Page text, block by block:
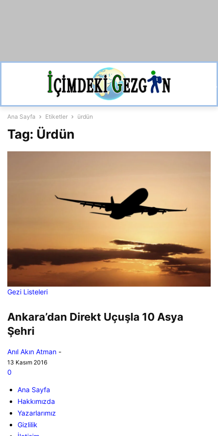
Ana Sayfa Etiketler ürdün
Tag: Ürdün
Gezi Listeleri
Ankara’dan Direkt Uçuşla 10 Asya
Şehri
Anıl Akın Atman -
13 Kasım 2016
0
Ana Sayfa
Hakkımızda
Yazarlarımız
Gizlilik